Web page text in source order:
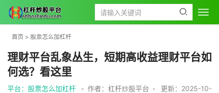
首页 > 股票怎么加杠杆
理财平台乱象丛生，短期高收益理财平台如
何选？看这里
平台：股票怎么加杠杆 • 作者：杠杆炒股平台 •
更新：2025-10-